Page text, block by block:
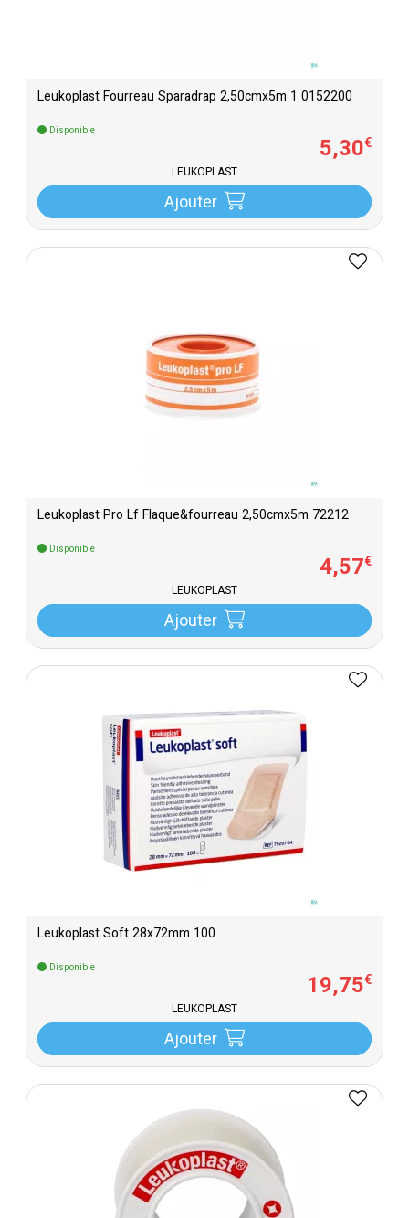
Leukoplast Fourreau Sparadrap 2,50cmx5m 1 0152200
Disponible
5,30€
LEUKOPLAST
Ajouter
Leukoplast Pro Lf Flaque&fourreau 2,50cmx5m 72212
Disponible
4,57€
LEUKOPLAST
Ajouter
Leukoplast Soft 28x72mm 100
Disponible
19,75€
LEUKOPLAST
Ajouter